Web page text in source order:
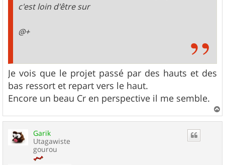
c'est loin d'être sur
@+
Je vois que le projet passé par des hauts et des
bas ressort et repart vers le haut.
Encore un beau Cr en perspective il me semble.
a
Garik
Utagawiste
gourou